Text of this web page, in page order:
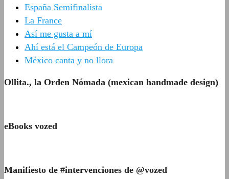
España Semifinalista
La France
Así me gusta a mí
Ahí está el Campeón de Europa
México canta y no llora
Ollita., la Orden Nómada (mexican handmade design)
eBooks vozed
Manifiesto de #intervenciones de @vozed